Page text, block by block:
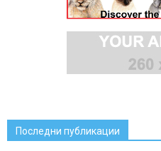
Последни публикации